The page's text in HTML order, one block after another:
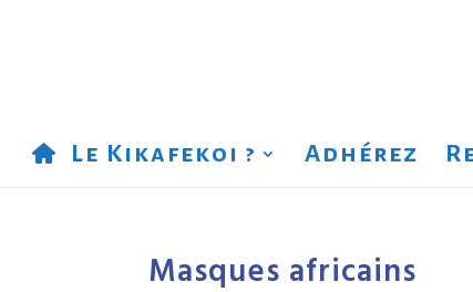
Le Kikafekoi ? Adhérez
Masques africains